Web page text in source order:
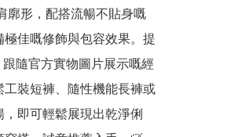
廓形，配搭流暢不貼身嘅
佳嘅修飾與包容效果。提
隨官方實物圖片展示嘅經
裝短褲、隨性機能長褲或
即可輕鬆展現出乾淨俐